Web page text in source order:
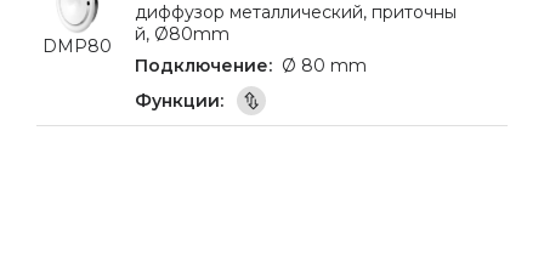
DMP80
диффузор металлический, приточны
й, Ø80mm
Ø 80 mm